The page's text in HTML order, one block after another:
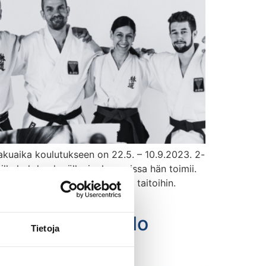
Tietoja
koulutukseen on 22.5. – 10.9.2023. 2-
kohderyhmälle, jonka parissa hän toimii.
sekä itsensä kehittämisen taitoihin.
8.3. klo